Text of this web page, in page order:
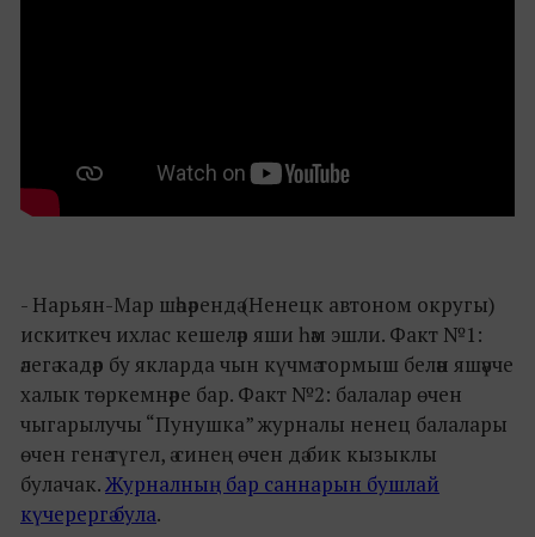
- Нарьян-Мар шәһәрендә (Ненецк автоном округы)
искиткеч ихлас кешеләр яши һәм эшли. Факт №1:
әлегә кадәр бу якларда чын күчмә тормыш белән яшәүче
халык төркемнәре бар. Факт №2: балалар өчен
чыгарылучы “Пунушка” журналы ненец балалары
өчен генә түгел, ә синең өчен дә бик кызыклы
булачак. Журналның бар саннарын бушлай
күчерергә була.